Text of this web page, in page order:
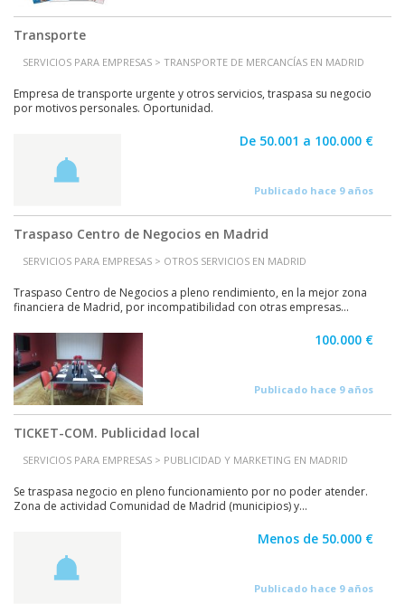
Transporte
SERVICIOS PARA EMPRESAS > TRANSPORTE DE MERCANCÍAS EN MADRID
Empresa de transporte urgente y otros servicios, traspasa su negocio
por motivos personales. Oportunidad.
De 50.001 a 100.000 €
Publicado hace 9 años
Traspaso Centro de Negocios en Madrid
SERVICIOS PARA EMPRESAS > OTROS SERVICIOS EN MADRID
Traspaso Centro de Negocios a pleno rendimiento, en la mejor zona
financiera de Madrid, por incompatibilidad con otras empresas...
100.000 €
Publicado hace 9 años
TICKET-COM. Publicidad local
SERVICIOS PARA EMPRESAS > PUBLICIDAD Y MARKETING EN MADRID
Se traspasa negocio en pleno funcionamiento por no poder atender.
Zona de actividad Comunidad de Madrid (municipios) y...
Menos de 50.000 €
Publicado hace 9 años